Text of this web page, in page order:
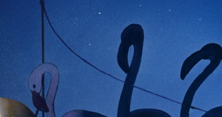
d’Arte
Venezia
Film Festival
di Roma
Festival